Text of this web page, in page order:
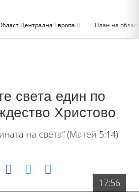
Централна Европа План на
света един по
Христово
на света“ (Матей 5:14)
17:56